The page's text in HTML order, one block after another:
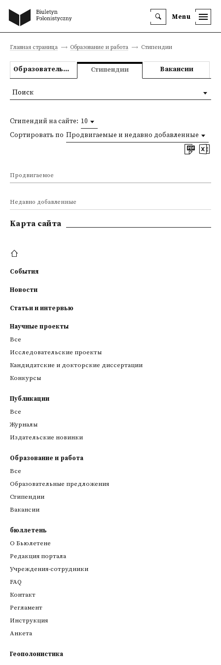
Menu
Главная страница Образование и работа Стипендии
Образовательные предложения Стипендии Вакансии
Стипендий на сайте: 10
Сортировать по Продвигаемые и недавно добавленные
Продвигаемое
Недавно добавленные
Поиск
Kарта сайта
События
Новости
Статьи и интервью
Научные проекты
Все
Исследовательские проекты
Кандидатские и докторские диссертации
Конкурсы
Публикации
Все
Журналы
Издательские новинки
Образование и работа
Все
Образовательные предложения
Стипендии
Вакансии
бюллетень
О Бьюлетене
Редакция портала
Учреждения-сотрудники
FAQ
Контакт
Регламент
Инструкция
Анкета
Геополонистика